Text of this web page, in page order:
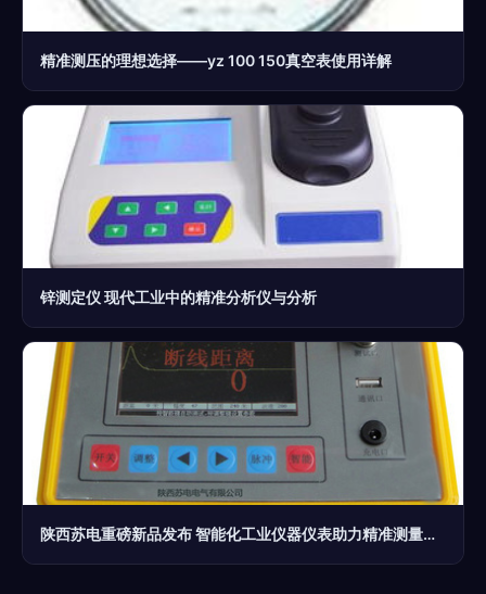
精准测压的理想选择——yz 100 150真空表使用详解
锌测定仪 现代工业中的精准分析仪与分析
陕西苏电重磅新品发布 智能化工业仪器仪表助力精准测量升级